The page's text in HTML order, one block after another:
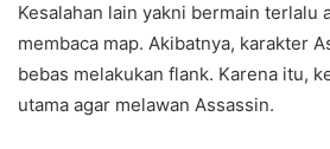
Kesalahan lain yakni bermain terlalu
membaca map. Akibatnya, karakter
bebas melakukan flank. Karena itu,
utama agar melawan Assassin.